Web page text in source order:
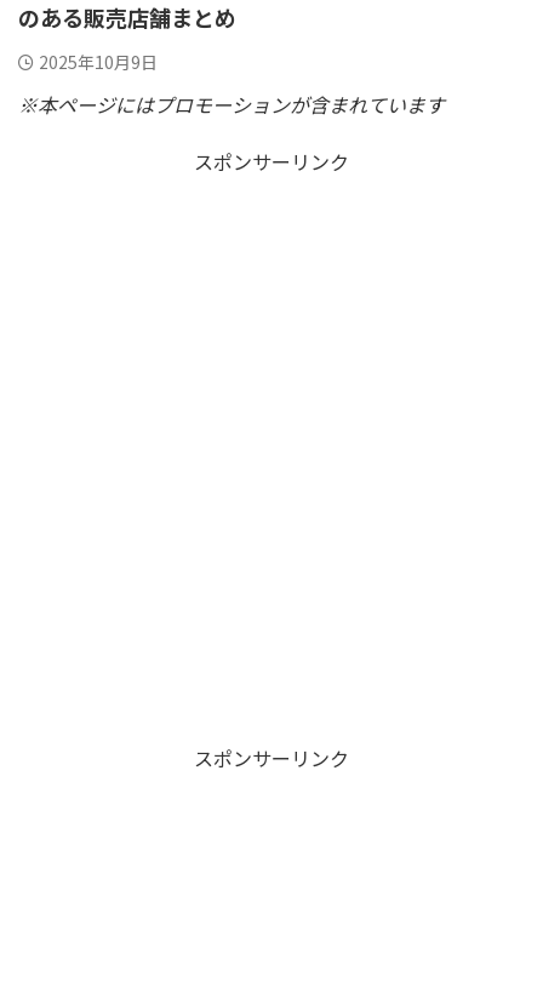
のある販売店舗まとめ
2025年10月9日
※本ページにはプロモーションが含まれています
スポンサーリンク
スポンサーリンク